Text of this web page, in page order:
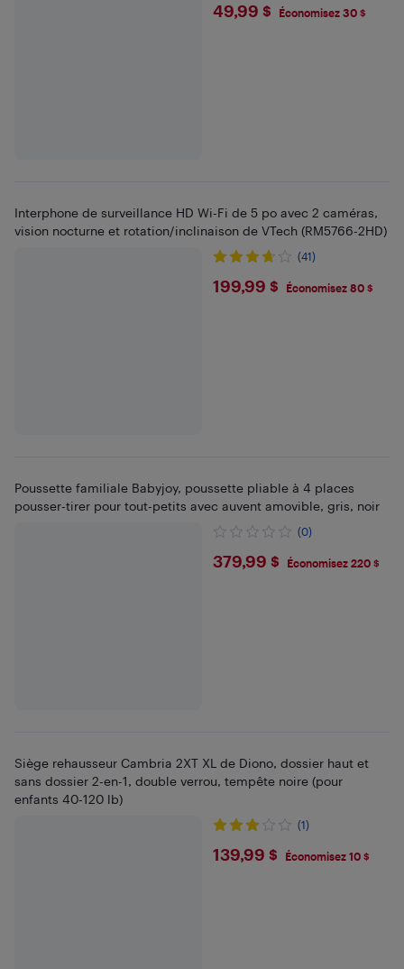
$49.99
49,99 $ Économisez 30 $
Interphone de surveillance HD Wi-Fi de 5 po avec 2 caméras,
vision nocturne et rotation/inclinaison de VTech (RM5766-2HD)
(41)
$199.99
199,99 $ Économisez 80 $
Poussette familiale Babyjoy, poussette pliable à 4 places
pousser-tirer pour tout-petits avec auvent amovible, gris, noir
(0)
$379.99
379,99 $ Économisez 220 $
Siège rehausseur Cambria 2XT XL de Diono, dossier haut et
sans dossier 2-en-1, double verrou, tempête noire (pour
enfants 40-120 lb)
(1)
$139.99
139,99 $ Économisez 10 $